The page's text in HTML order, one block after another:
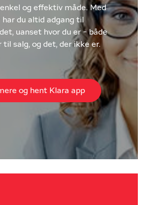
og effektiv måde. Med
har du altid adgang til
uanset hvor du er - både
til salg, og det, der ikke er.
og hent Klara app